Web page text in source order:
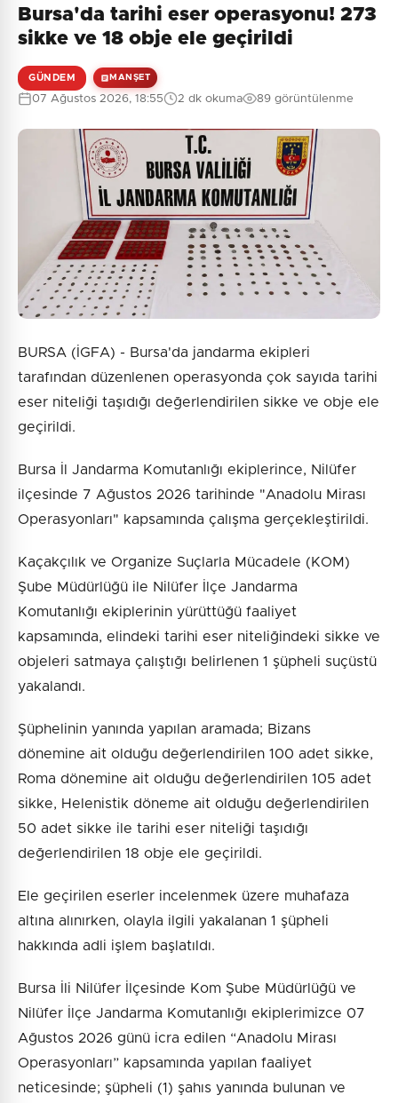
Bursa'da tarihi eser operasyonu! 273
sikke ve 18 obje ele geçirildi
GÜNDEM MANŞET
07 Ağustos 2026, 18:55 2 dk okuma 89 görüntülenme
BURSA (İGFA) - Bursa'da jandarma ekipleri
tarafından düzenlenen operasyonda çok sayıda tarihi
eser niteliği taşıdığı değerlendirilen sikke ve obje ele
geçirildi.
Bursa İl Jandarma Komutanlığı ekiplerince, Nilüfer
ilçesinde 7 Ağustos 2026 tarihinde "Anadolu Mirası
Operasyonları" kapsamında çalışma gerçekleştirildi.
Kaçakçılık ve Organize Suçlarla Mücadele (KOM)
Şube Müdürlüğü ile Nilüfer İlçe Jandarma
Komutanlığı ekiplerinin yürüttüğü faaliyet
kapsamında, elindeki tarihi eser niteliğindeki sikke ve
objeleri satmaya çalıştığı belirlenen 1 şüpheli suçüstü
yakalandı.
Şüphelinin yanında yapılan aramada; Bizans
dönemine ait olduğu değerlendirilen 100 adet sikke,
Roma dönemine ait olduğu değerlendirilen 105 adet
sikke, Helenistik döneme ait olduğu değerlendirilen
50 adet sikke ile tarihi eser niteliği taşıdığı
değerlendirilen 18 obje ele geçirildi.
Ele geçirilen eserler incelenmek üzere muhafaza
altına alınırken, olayla ilgili yakalanan 1 şüpheli
hakkında adli işlem başlatıldı.
Bursa İli Nilüfer İlçesinde Kom Şube Müdürlüğü ve
Nilüfer İlçe Jandarma Komutanlığı ekiplerimizce 07
Ağustos 2026 günü icra edilen “Anadolu Mirası
Operasyonları” kapsamında yapılan faaliyet
neticesinde; şüpheli (1) şahıs yanında bulunan ve